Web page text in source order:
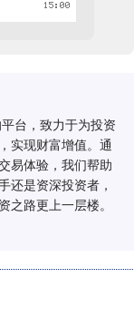
台，致力于为投资
实现财富增值。通
易体验，我们帮助
还是资深投资者，
路更上一层楼。